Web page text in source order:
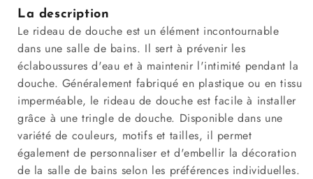
La description
Le rideau de douche est un élément incontournable
dans une salle de bains. Il sert à prévenir les
éclaboussures d'eau et à maintenir l'intimité pendant la
douche. Généralement fabriqué en plastique ou en tissu
imperméable, le rideau de douche est facile à installer
grâce à une tringle de douche. Disponible dans une
variété de couleurs, motifs et tailles, il permet
également de personnaliser et d'embellir la décoration
de la salle de bains selon les préférences individuelles.